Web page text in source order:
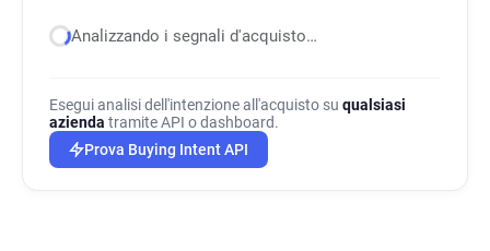
Analizzando i segnali d'acquisto…
Esegui analisi dell'intenzione all'acquisto su qualsiasi
azienda tramite API o dashboard.
Prova Buying Intent API